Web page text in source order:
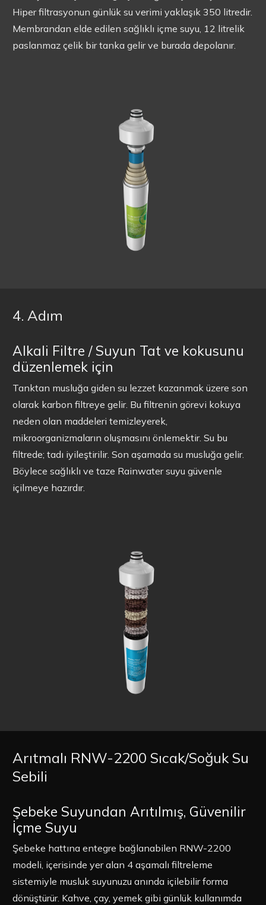
Hiper filtrasyonun günlük su verimi yaklaşık 350 litredir.
Membrandan elde edilen sağlıklı içme suyu, 12 litrelik
paslanmaz çelik bir tanka gelir ve burada depolanır.
4. Adım
Alkali Filtre / Suyun Tat ve kokusunu
düzenlemek için
Tanktan musluğa giden su lezzet kazanmak üzere son
olarak karbon filtreye gelir. Bu filtrenin görevi kokuya
neden olan maddeleri temizleyerek,
mikroorganizmaların oluşmasını önlemektir. Su bu
filtrede; tadı iyileştirilir. Son aşamada su musluğa gelir.
Böylece sağlıklı ve taze Rainwater suyu güvenle
içilmeye hazırdır.
Arıtmalı RNW-2200 Sıcak/Soğuk Su
Sebili
Şebeke Suyundan Arıtılmış, Güvenilir
İçme Suyu
Şebeke hattına entegre bağlanabilen RNW-2200
modeli, içerisinde yer alan 4 aşamalı filtreleme
sistemiyle musluk suyunuzu anında içilebilir forma
dönüştürür. Kahve, çay, yemek gibi günlük kullanımda